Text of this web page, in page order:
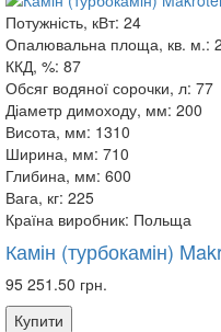
Потужність, кВт: 24
Опалювальна площа, кв. м.:
ККД, %: 87
Обсяг водяної сорочки, л: 77
Діаметр димоходу, мм: 200
Висота, мм: 1310
Ширина, мм: 710
Глибина, мм: 600
Вага, кг: 225
Країна виробник: Польща
Камін (турбокамін)
95 251.50 грн.
Купити